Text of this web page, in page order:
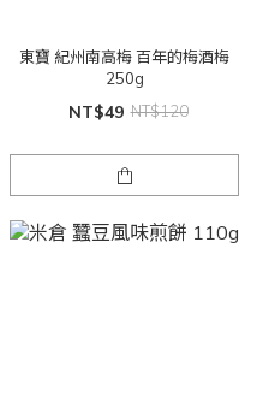
東寶 紀州南高梅 百年的梅酒梅
250g
NT$49 NT$120